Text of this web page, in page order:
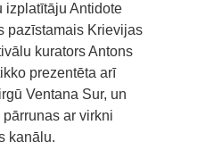
izplatītāju Antidote
pazīstamais Krievijas
kurators Antons
prezentēta arī
Ventana Sur, un
ar virkni
kanālu.